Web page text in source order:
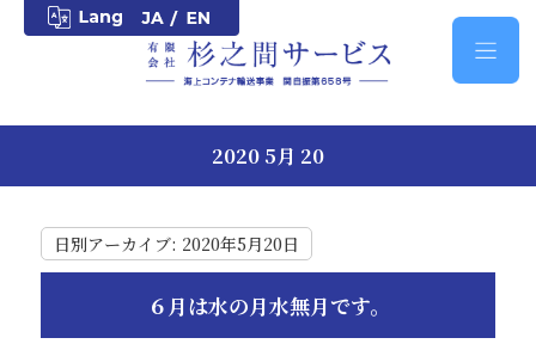
2020 5月 20
日別アーカイブ: 2020年5月20日
６月は水の月水無月です。